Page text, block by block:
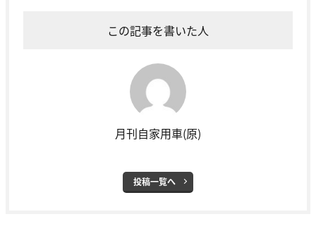
この記事を書いた人
月刊自家用車(原)
投稿一覧へ